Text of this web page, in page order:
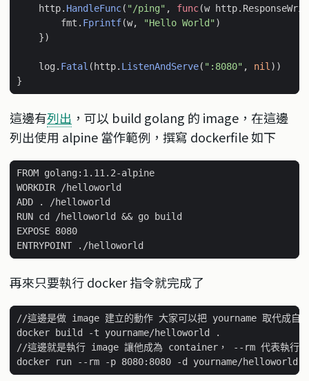
http. HandleFunc( "/ping" , func(w http.
fmt . Fprintf(w, "Hello World")
})
log . Fatal ( http. ListenAndServe( ":8080" , nil ))
}
這邊有列出 ，可以 build golang 的 image，在這邊
列出使用 alpine 當作範例，撰寫 dockerfile 如下
再來只要執行 docker 指令就完成了